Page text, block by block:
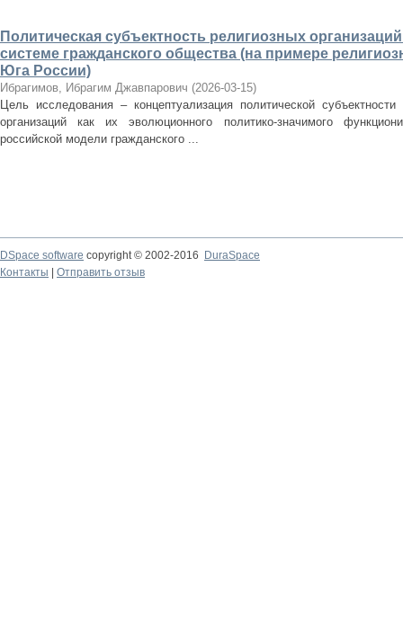
Политическая субъектность религиозных
системе гражданского общества (на примере
Юга России)
Ибрагимов, Ибрагим Джавпарович (2026-03-15)
Цель исследования – концептуализация политической
организаций как их эволюционного политико-значимого
российской модели гражданского ...
DSpace software copyright © 2002-2016
DuraSpace
Контакты
Отправить отзыв